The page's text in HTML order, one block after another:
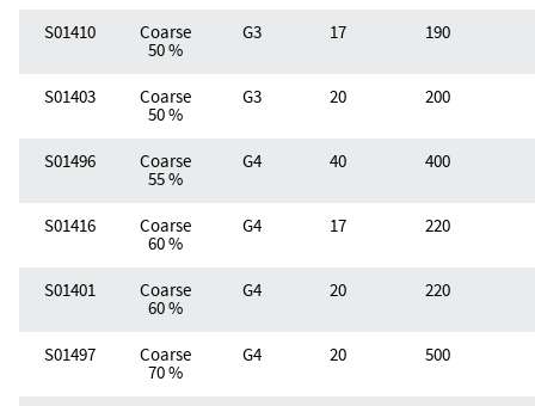
S01410 Coarse
50 %
G3 17 190
S01403 Coarse
50 %
G3 20 200
S01496 Coarse
55 %
G4 40 400
S01416 Coarse
60 %
G4 17 220
S01401 Coarse
60 %
G4 20 220
S01497 Coarse
70 %
G4 20 500